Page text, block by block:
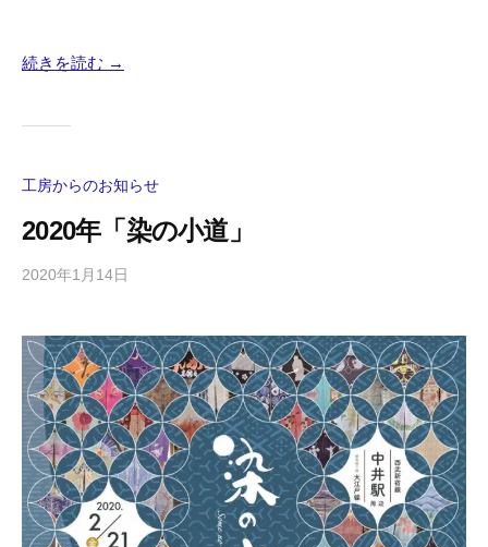
続きを読む →
工房からのお知らせ
2020年「染の小道」
2020年1月14日
京
手
描
友
禅
工
房
協